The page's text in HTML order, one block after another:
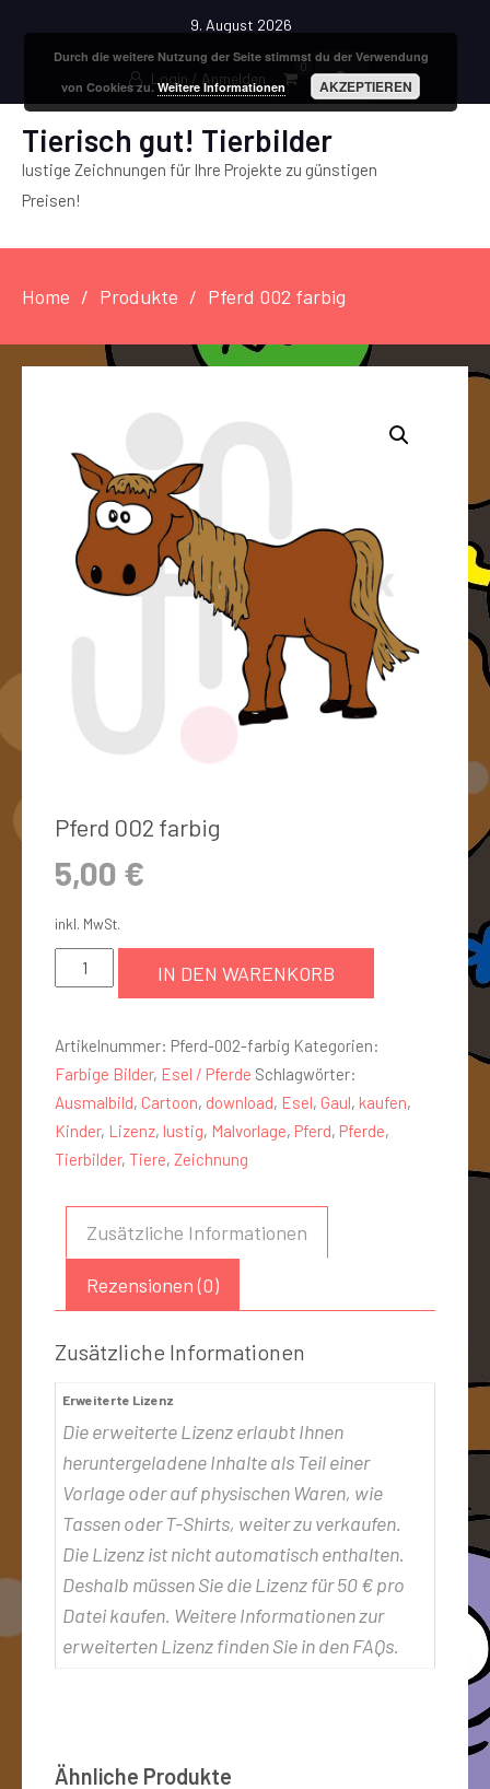
9. August 2026
Login / Anmelden
0
Tierisch gut! Tierbilder
lustige Zeichnungen für Ihre Projekte zu günstigen
Preisen!
Home Produkte Pferd 002 farbig
Pferd 002 farbig
5,00 €
inkl. MwSt.
IN DEN WARENKORB
Artikelnummer: Pferd-002-farbig Kategorien:
Farbige Bilder, Esel / Pferde Schlagwörter:
Ausmalbild, Cartoon, download, Esel, Gaul, kaufen,
Kinder, Lizenz, lustig, Malvorlage, Pferd, Pferde,
Tierbilder, Tiere, Zeichnung
Zusätzliche Informationen
Rezensionen (0)
Zusätzliche Informationen
Erweiterte Lizenz
Die erweiterte Lizenz erlaubt Ihnen
heruntergeladene Inhalte als Teil einer
Vorlage oder auf physischen Waren, wie
Tassen oder T-Shirts, weiter zu verkaufen.
Die Lizenz ist nicht automatisch enthalten.
Deshalb müssen Sie die Lizenz für 50 € pro
Datei kaufen. Weitere Informationen zur
erweiterten Lizenz finden Sie in den FAQs.
Ähnliche Produkte
Durch die weitere Nutzung der Seite stimmst du der Verwendung
von Cookies zu.Weitere Informationen AKZEPTIEREN